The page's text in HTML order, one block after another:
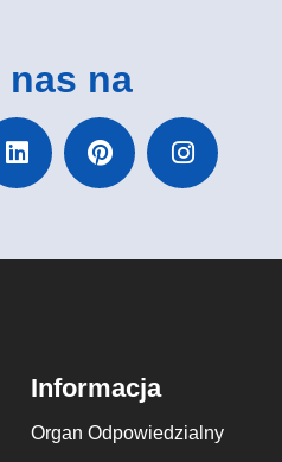
nas na
Informacja
Organ Odpowiedzialny